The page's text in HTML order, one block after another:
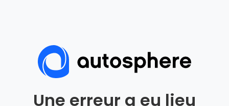
Une erreur a eu lieu